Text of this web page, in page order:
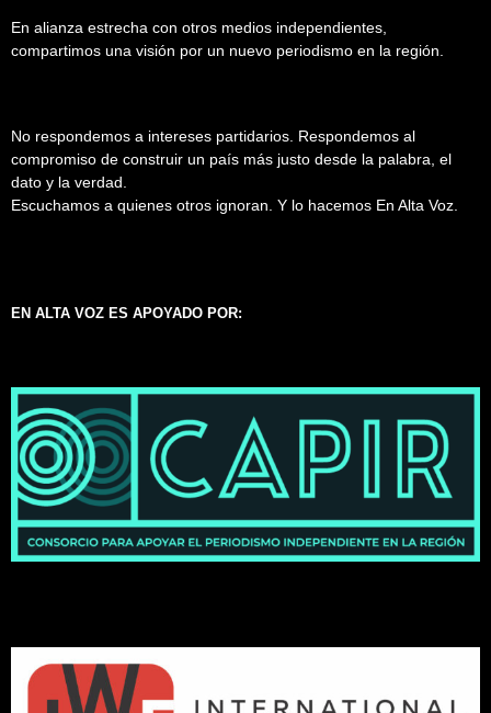
En alianza estrecha con otros medios independientes,
compartimos una visión por un nuevo periodismo en la región.
No respondemos a intereses partidarios. Respondemos al
compromiso de construir un país más justo desde la palabra, el
dato y la verdad.
Escuchamos a quienes otros ignoran. Y lo hacemos En Alta Voz.
EN ALTA VOZ ES APOYADO POR: